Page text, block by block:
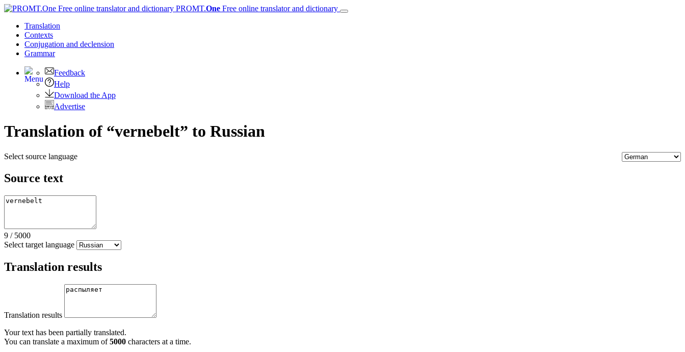
PROMT.One Free online translator and dictionary
Translation
Contexts
Conjugation and declension
Grammar
Feedback
Help
Download the App
Advertise
Translation of “vernebelt” to Russian
Select source language
Source text
9 / 5000
Select target language
Translation results
Translation results
Your text has been partially translated.
You can translate a maximum of5000 characters at a time.